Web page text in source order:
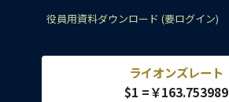
役員用資料ダウンロード (要ログイン)
ライオンズレート
$1 =￥163.753989